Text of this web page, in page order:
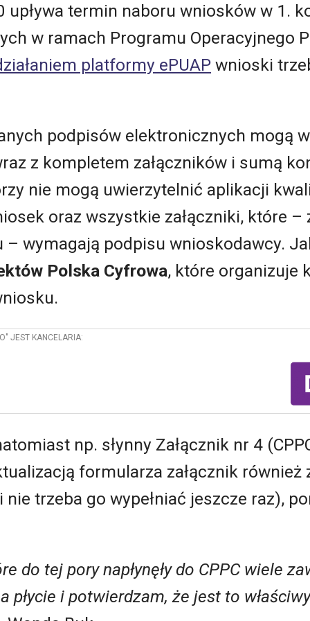
upływa termin naboru wniosków w 1.
w ramach Programu Operacyjnego
platformy ePUAP wnioski
podpisów elektronicznych mogą
z kompletem załączników i sumą
nie mogą uwierzytelnić aplikacji
oraz wszystkie załączniki, które –
wymagają podpisu wnioskodawcy.
Polska Cyfrowa, które organizuje
JEST KANCELARIA:
np. słynny Załącznik nr 4
formularza załącznik
trzeba go wypełniać jeszcze raz),
do tej pory napłynęły do CPPC wiele
płycie i potwierdzam, że jest to